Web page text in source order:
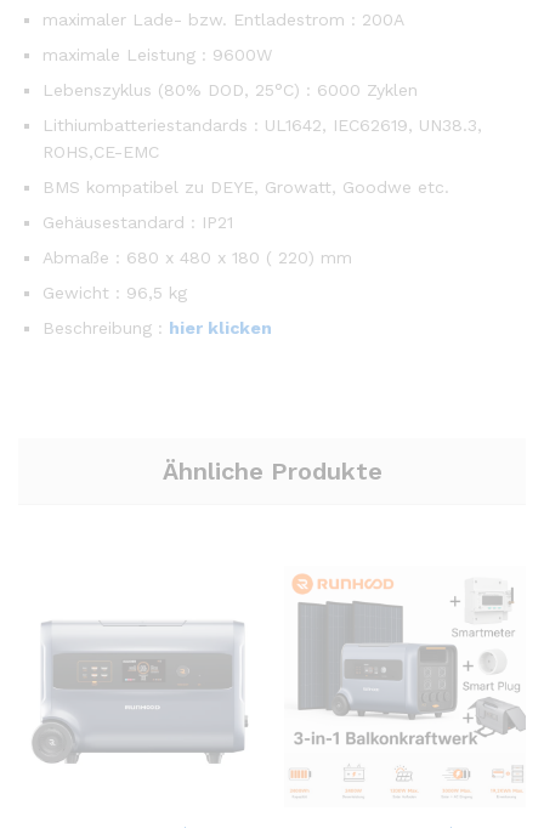
maximaler Lade- bzw. Entladestrom : 200A
maximale Leistung : 9600W
Lebenszyklus (80% DOD, 25°C) : 6000 Zyklen
Lithiumbatteriestandards : UL1642, IEC62619, UN38.3,
ROHS,CE-EMC
BMS kompatibel zu DEYE, Growatt, Goodwe etc.
Gehäusestandard : IP21
Abmaße : 680 x 480 x 180 ( 220) mm
Gewicht : 96,5 kg
Beschreibung : hier klicken
Ähnliche Produkte